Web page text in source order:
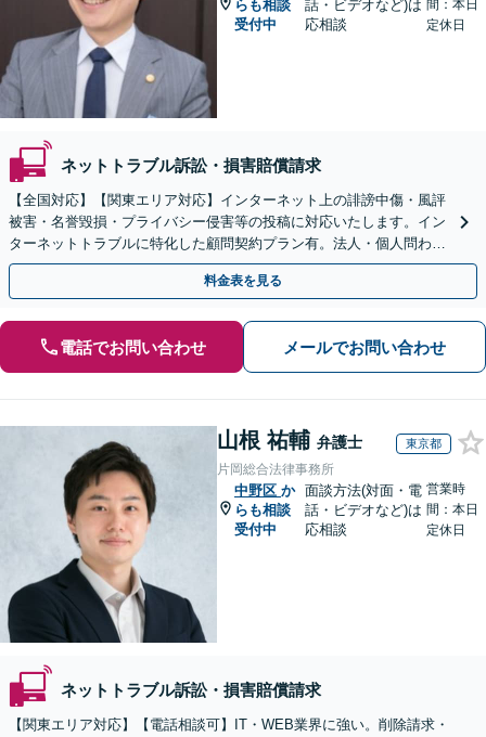
らも相談
受付中
話・ビデオなど)は
応相談
間：本日
定休日
ネットトラブル訴訟・損害賠償請求
【全国対応】【関東エリア対応】インターネット上の誹謗中傷・風評
被害・名誉毀損・プライバシー侵害等の投稿に対応いたします。イン
ターネットトラブルに特化した顧問契約プラン有。法人・個人問わず
お気軽にご相談下さい。【オンライン相談可】
料金表を見る
電話でお問い合わせ メールでお問い合わせ
山根 祐輔 弁護士 東京都
片岡総合法律事務所
中野区 か
らも相談
受付中
面談方法(対面・電
話・ビデオなど)は
応相談
営業時
間：本日
定休日
ネットトラブル訴訟・損害賠償請求
【関東エリア対応】【電話相談可】IT・WEB業界に強い。削除請求・